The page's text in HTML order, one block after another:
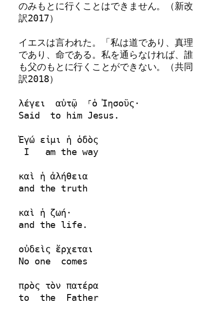
のみもとに行くことはできません。（新改
訳2017）
イエスは言われた。「私は道であり、真理
であり、命である。私を通らなければ、誰
も父のもとに行くことができない。（共同
訳2018）
λέγει  αὐτῷ  ⸀ὁ Ἰησοῦς·
Said  to him Jesus.
Ἐγώ εἰμι ἡ ὁδὸς
καὶ ἡ ἀλήθεια
and the truth
καὶ ἡ ζωή·
and the life.
οὐδεὶς ἔρχεται
No one  comes
πρὸς τὸν πατέρα
to  the  Father